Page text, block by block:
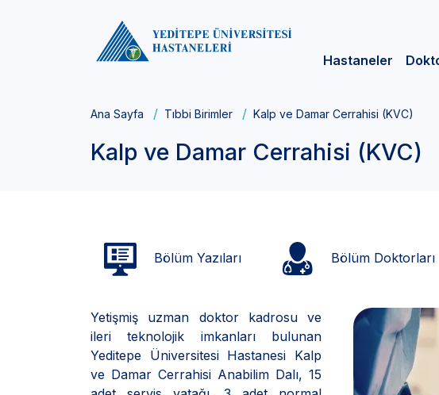
Hastaneler
Ana Sayfa Tıbbi Birimler Kalp ve Damar Cerrahisi (KVC)
Kalp ve Damar Cerrahisi (KVC)
Bölüm Yazıları Bölüm Doktorları
Yetişmiş uzman doktor kadrosu ve
ileri teknolojik imkanları bulunan
Yeditepe Üniversitesi Hastanesi Kalp
ve Damar Cerrahisi Anabilim Dalı, 15